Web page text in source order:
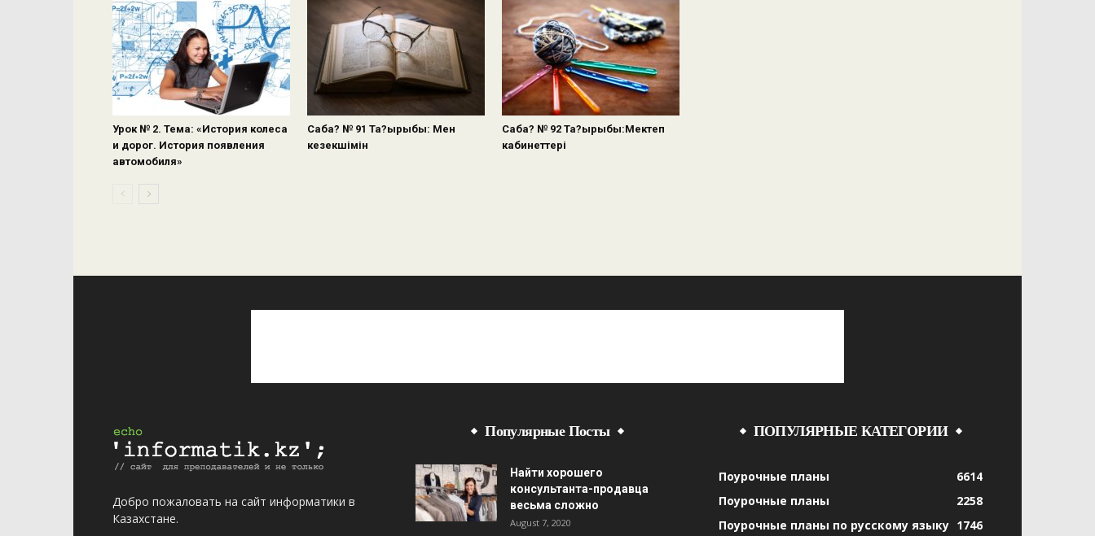
Урок № 2. Тема: «История колеса
и дорог. История появления
автомобиля»
Саба? № 91 Та?ырыбы: Мен
кезекшімін
Саба? № 92 Та?ырыбы:Мектеп
кабинеттері
Добро пожаловать на сайт информатики в
Казахстане.
Популярные Посты
Найти хорошего
консультанта-продавца
весьма сложно
August 7, 2020
ПОПУЛЯРНЫЕ КАТЕГОРИИ
Поурочные планы
6614
Поурочные планы
2258
Поурочные планы по русскому языку 1746